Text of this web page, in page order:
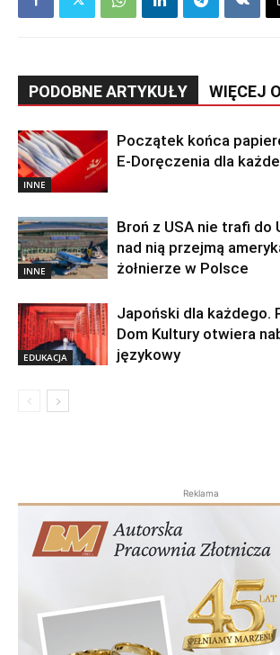
PODOBNE ARTYKUŁY WIĘCEJ
INNE
Początek końca
E-Doręczenia dla
INNE
Broń z USA nie trafi do
nad nią przejmą
żołnierze w Polsce
EDUKACJA
Japoński dla każdego.
Dom Kultury otwiera
językowy
Reklama